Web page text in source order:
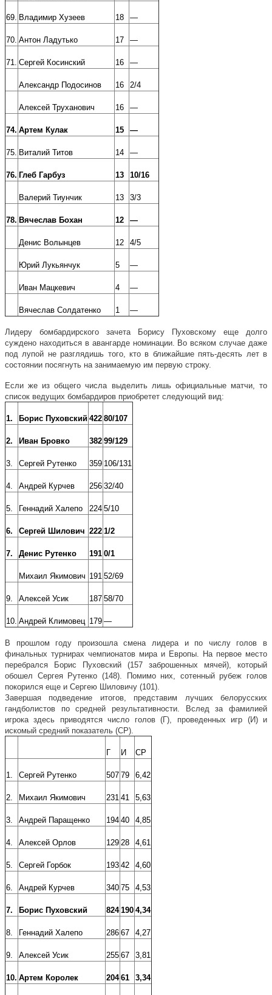
69. Владимир Хузеев 18 —
70. Антон Ладутько 17 —
71. Сергей Косинский 16 —
Александр Подосинов 16 2/4
Алексей Труханович 16 —
74. Артем Кулак 15 —
75. Виталий Титов 14 —
76. Глеб Гарбуз 13 10/16
Валерий Тиунчик 13 3/3
78. Вячеслав Бохан 12 —
Денис Волынцев 12 4/5
Юрий Лукьянчук 5 —
Иван Мацкевич 4 —
Вячеслав Солдатенко 1 —
Лидеру бомбардирского зачета Борису Пуховскому еще долго
суждено находиться в авангарде номинации. Во всяком случае даже
под лупой не разглядишь того, кто в ближайшие пять-десять лет в
состоянии посягнуть на занимаемую им первую строку.
Если же из общего числа выделить лишь официальные матчи, то
список ведущих бомбардиров приобретет следующий вид:
1. Борис Пуховский 422 80/107
2. Иван Бровко 382 99/129
3. Сергей Рутенко 359 106/131
4. Андрей Курчев 256 32/40
5. Геннадий Халепо 224 5/10
6. Сергей Шилович 222 1/2
7. Денис Рутенко 191 0/1
Михаил Якимович 191 52/69
9. Алексей Усик 187 58/70
10. Андрей Климовец 179 —
В прошлом году произошла смена лидера и по числу голов в
финальных турнирах чемпионатов мира и Европы. На первое место
перебрался Борис Пуховский (157 заброшенных мячей), который
обошел Сергея Рутенко (148). Помимо них, сотенный рубеж голов
покорился еще и Сергею Шиловичу (101).
Завершая подведение итогов, представим лучших белорусских
гандболистов по средней результативности. Вслед за фамилией
игрока здесь приводятся число голов (Г), проведенных игр (И) и
искомый средний показатель (СР).
Г И СР
1. Сергей Рутенко 507 79 6,42
2. Михаил Якимович 231 41 5,63
3. Андрей Паращенко 194 40 4,85
4. Алексей Орлов 129 28 4,61
5. Сергей Горбок 193 42 4,60
6. Андрей Курчев 340 75 4,53
7. Борис Пуховский 824 190 4,34
8. Геннадий Халепо 286 67 4,27
9. Алексей Усик 255 67 3,81
10. Артем Королек 204 61 3,34